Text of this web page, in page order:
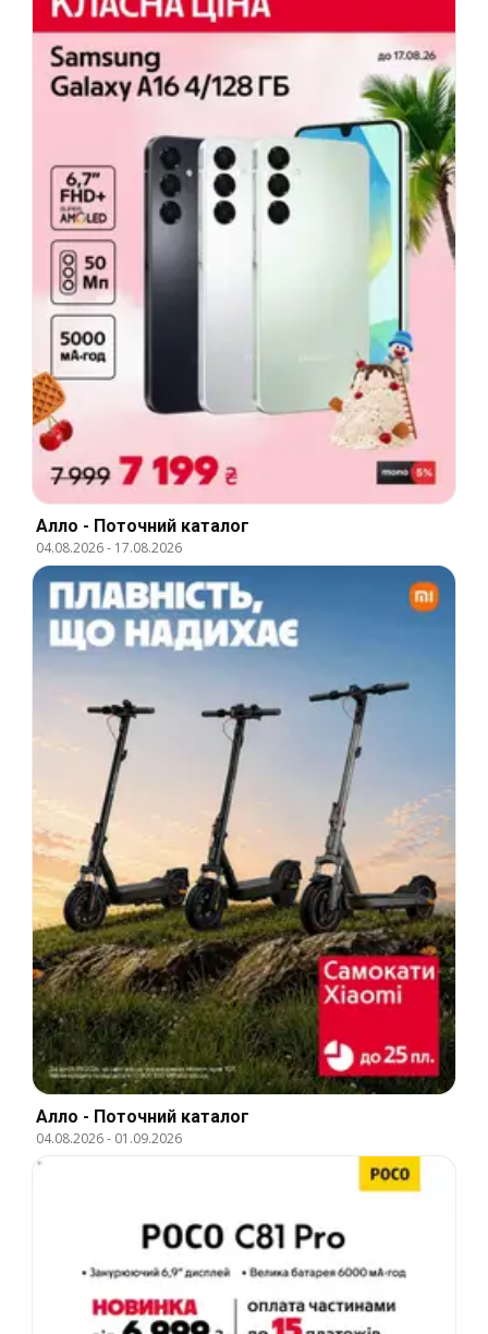
Алло - Поточний каталог
04.08.2026- 17.08.2026
Алло - Поточний каталог
04.08.2026- 01.09.2026